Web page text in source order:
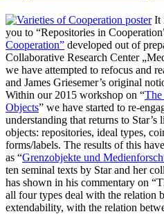
It
you to “Repositories in
Cooperation” developed out of
Collaborative Research Center
we have attempted to refocus and
and James Griesemer’s original
Within our 2015 workshop on “
Objects” we have started to re-
understanding that returns to
objects: repositories, ideal types,
forms/labels. The results of this
as “Grenzobjekte und
ten seminal texts by Star and her
has shown in his commentary on
all four types deal with the relation
extendability, with the relation